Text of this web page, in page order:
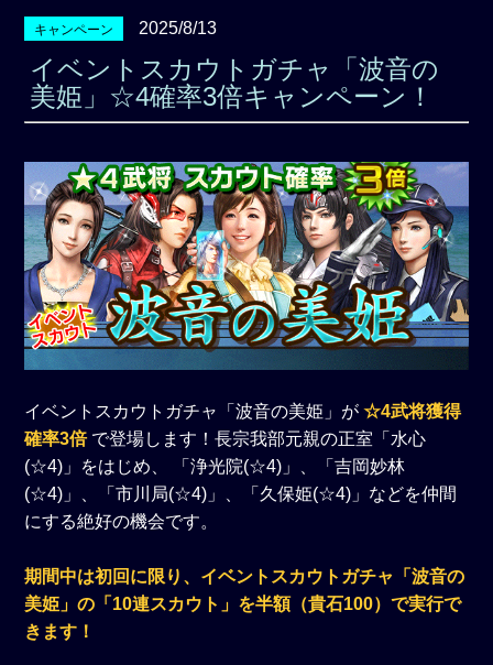
キャンペーン 2025/8/13
イベントスカウトガチャ「波音の
美姫」☆4確率3倍キャンペーン！
イベントスカウトガチャ「波音の美姫」が☆4武将獲得
確率3倍 で登場します！長宗我部元親の正室「水心
(☆4)」をはじめ、 「浄光院(☆4)」、「吉岡妙林
(☆4)」、「市川局(☆4)」、「久保姫(☆4)」などを仲間
にする絶好の機会です。
期間中は初回に限り、イベントスカウトガチャ「波音の
美姫」の「10連スカウト」を半額（貴石100）で実行で
きます！